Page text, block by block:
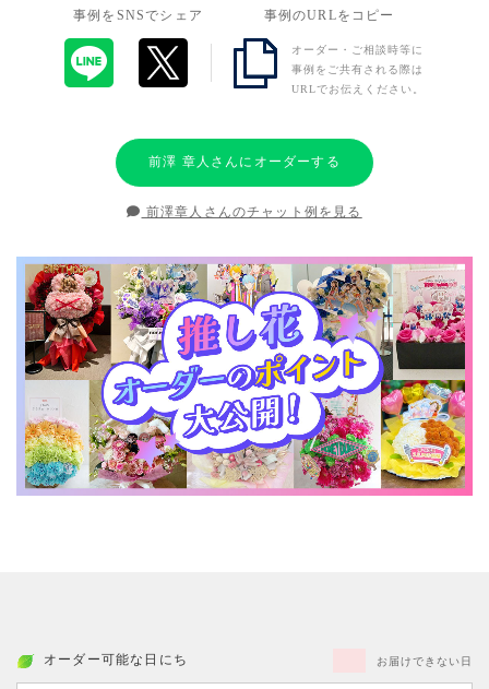
事例をSNSでシェア 事例のURLをコピー
オーダー・ご相談時等に
事例をご共有される際は
URLでお伝えください。
前澤 章人さんにオーダーする
前澤章人さんのチャット例を見る
オーダー可能な日にち お届けできない日